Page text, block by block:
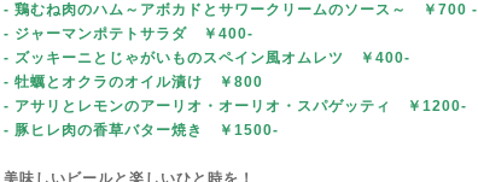
- 鶏むね肉のハム～アボカドとサワークリームのソース～ ￥700 -
- ジャーマンポテトサラダ ￥400-
- ズッキーニとじゃがいものスペイン風オムレツ ￥400-
- 牡蠣とオクラのオイル漬け ￥800
- アサリとレモンのアーリオ・オーリオ・スパゲッティ ￥1200-
- 豚ヒレ肉の香草バター焼き ￥1500-
美味しいビールと楽しいひと時を！